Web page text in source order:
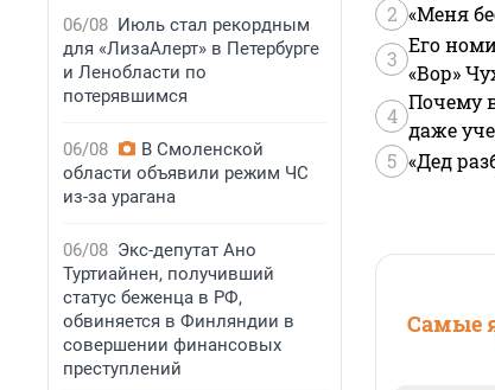
06/08 Июль стал рекордным
для «ЛизаАлерт» в Петербурге
и Ленобласти по
потерявшимся
06/08
В Смоленской
области объявили режим ЧС
из-за урагана
06/08 Экс-депутат Ано
Туртиайнен, получивший
статус беженца в РФ,
обвиняется в Финляндии в
совершении финансовых
преступлений
2 «Меня
3
Его
«Вор»
4
Почему
даже
5 «Дед
Самые